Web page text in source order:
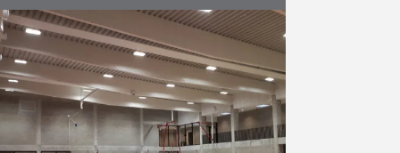
In het dichtbebouwde Anderlecht
bevindt zich ‘Central Gardens’, een
groene long in het centrum van de
stad. Na afbraak van een oude
drukkerij, startte Antwerpse …
Meer